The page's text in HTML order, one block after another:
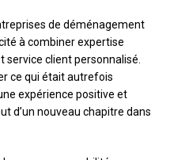
de déménagement
à combiner expertise
service client personnalisé.
ce qui était autrefois
expérience positive et
d’un nouveau chapitre dans